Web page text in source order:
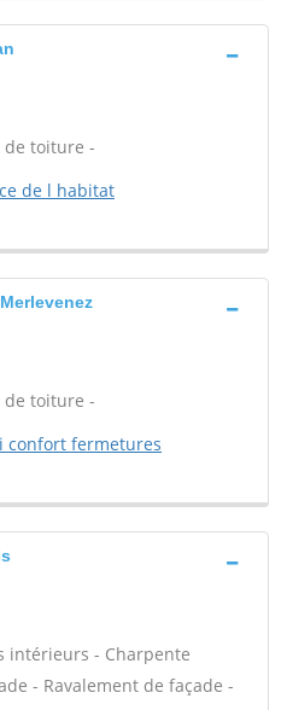
de toiture -
de l habitat
de toiture -
confort fermetures
intérieurs - Charpente
- Ravalement de façade -